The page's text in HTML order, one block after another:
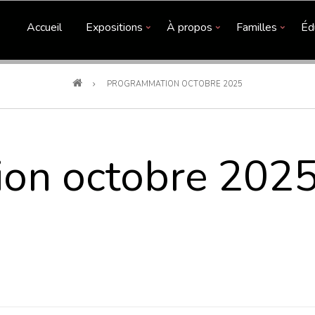
Accueil Expositions À propos Familles
PROGRAMMATION OCTOBRE 2025
octobre